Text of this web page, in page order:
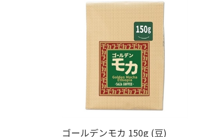
ゴールデンモカ 150g (豆)